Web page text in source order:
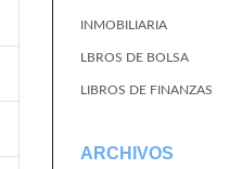
INMOBILIARIA
LBROS DE BOLSA
LIBROS DE FINANZAS
ARCHIVOS